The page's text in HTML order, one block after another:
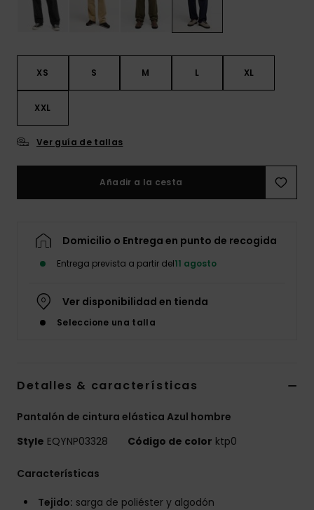
XS S M L XL
XXL
Ver guía de tallas
Añadir a la cesta
Domicilio o Entrega en punto de recogida
Entrega prevista a partir del11 agosto
Ver disponibilidad en tienda
Seleccione una talla
Detalles & características
Pantalón de cintura elástica Azul hombre
Style EQYNP03328 Código de color ktp0
Características
Tejido: sarga de poliéster y algodón